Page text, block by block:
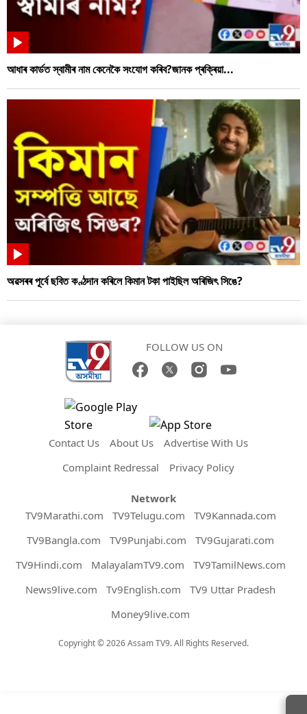
আধাৰ কাৰ্ডত স্বামীৰ নাম কেনেকৈ সংযোগ কৰিব?জানক প্ৰক্ৰিয়া...
অৱসৰৰ পূৰ্বে ছবিত কণ্ঠদান কৰিলে কিমান টকা পাইছিল অৰিজিৎ সিঙে?
FOLLOW US ON
Contact Us About Us
Advertise With Us
Complaint Redressal
Privacy Policy
Network
TV9Marathi.com
TV9Telugu.com
TV9Kannada.com
TV9Bangla.com
TV9Punjabi.com
TV9Gujarati.com
TV9Hindi.com
MalayalamTV9.com
TV9TamilNews.com
News9live.com
Tv9English.com
TV9 Uttar Pradesh
Money9live.com
Copyright © 2026 Assam TV9. All Rights Reserved.